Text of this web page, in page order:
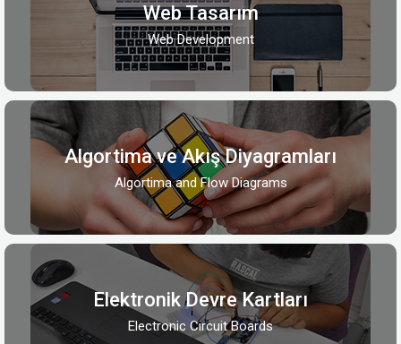
Web Tasarım
Web Development
Algortima ve Akış Diyagramları
Algortima and Flow Diagrams
Elektronik Devre Kartları
Electronic Circuit Boards